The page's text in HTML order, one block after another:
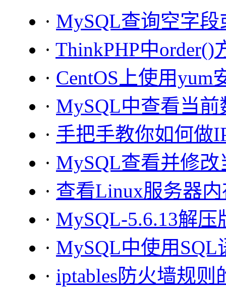
· MySQL查询空字
· ThinkPHP中order()
· CentOS上使用yum
· MySQL中查看当
· 手把手教你如何做
· MySQL查看并修
· 查看Linux服务器
· MySQL-5.6.13解
· MySQL中使用
· iptables防火墙规